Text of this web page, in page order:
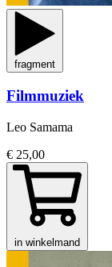
fragment
Filmmuziek
Leo Samama
€ 25,00
in winkelmand